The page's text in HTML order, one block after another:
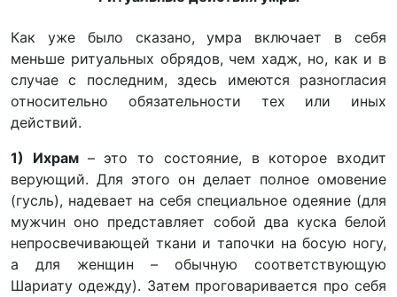
Как уже было сказано, умра включает в себя
меньше ритуальных обрядов, чем хадж, но, как и в
случае с последним, здесь имеются разногласия
относительно обязательности тех или иных
действий.
1) Ихрам – это то состояние, в которое входит
верующий. Для этого он делает полное омовение
(гусль), надевает на себя специальное одеяние (для
мужчин оно представляет собой два куска белой
непросвечивающей ткани и тапочки на босую ногу,
а для женщин – обычную соответствующую
Шариату одежду). Затем проговаривается про себя